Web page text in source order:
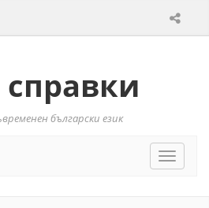
български език
Toggle